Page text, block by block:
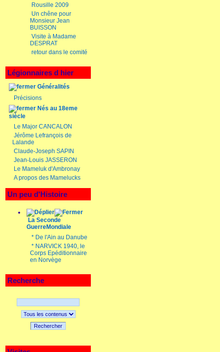
Rousille 2009
Un chêne pour
Monsieur Jean
BUISSON
Visite à Madame
DESPRAT
retour dans le comité
Légionnaires d hier
Généralités
Précisions
Nés au 18eme
siècle
Le Major CANCALON
Jérôme Lefrançois de
Lalande
Claude-Joseph SAPIN
Jean-Louis JASSERON
Le Mameluk d'Ambronay
A propos des Mamelucks
Un peu d'Histoire
La Seconde
GuerreMondiale
* De l'Ain au Danube
* NARVICK 1940, le
Corps Epéditionnaire
en Norvège
Recherche
Rechercher